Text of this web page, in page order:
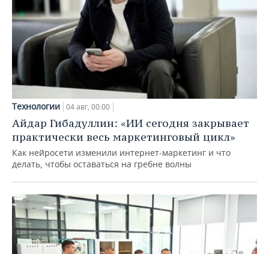
Технологии 04 авг, 00:00
Айдар Гибадуллин: «ИИ сегодня закрывает
практически весь маркетинговый цикл»
Как нейросети изменили интернет-маркетинг и что
делать, чтобы оставаться на гребне волны